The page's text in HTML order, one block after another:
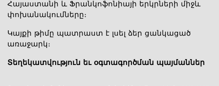
Հայաստանի և Ֆրանկոֆոնիայի երկրների միջև
փոխանակումները։
Կայքի թիմը պատրաստ է լսել ձեր ցանկացած
առաջարկ։
Տեղեկատվություն եւ օգտագործման պայմաններ